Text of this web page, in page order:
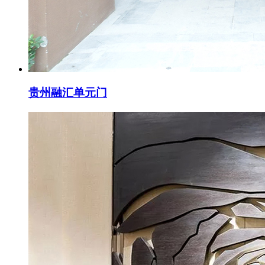
贵州融汇单元门